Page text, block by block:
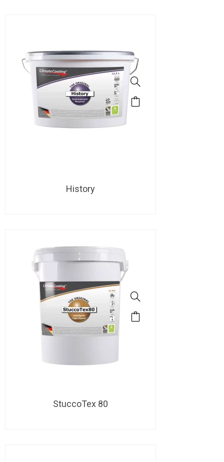
History
StuccoTex 80